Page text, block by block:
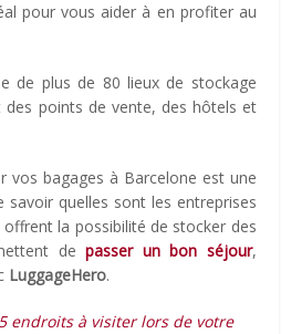
pour vous aider à en profiter au
de plus de 80 lieux de stockage
points de vente, des hôtels et
vos bagages à Barcelone est une
quelles sont les entreprises
la possibilité de stocker des
depasser un bon séjour,
LuggageHero.
endroits à visiter lors de votre